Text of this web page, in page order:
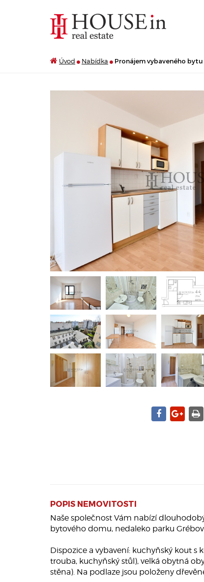
Úvod Nabídka Pronájem vybaveného bytu
POPIS NEMOVITOSTI
Naše společnost Vám nabízí
bytového domu, nedaleko parku
Dispozice a vybavení: kuchyňský kout
trouba, kuchyňský stůl), velká obytná
stěna). Na podlaze jsou položeny